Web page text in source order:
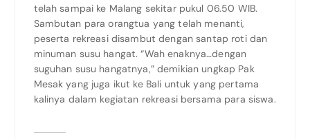
telah sampai ke Malang sekitar pukul 06.50 WIB.
Sambutan para orangtua yang telah menanti,
peserta rekreasi disambut dengan santap roti dan
minuman susu hangat. “Wah enaknya…dengan
suguhan susu hangatnya,” demikian ungkap Pak
Mesak yang juga ikut ke Bali untuk yang pertama
kalinya dalam kegiatan rekreasi bersama para siswa.